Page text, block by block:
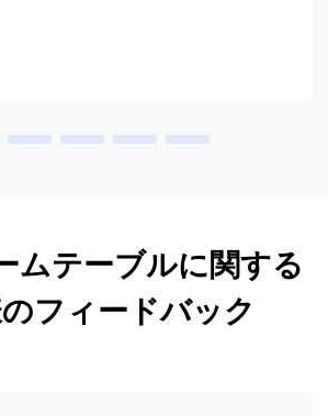
ムテーブルに関する
フィードバック